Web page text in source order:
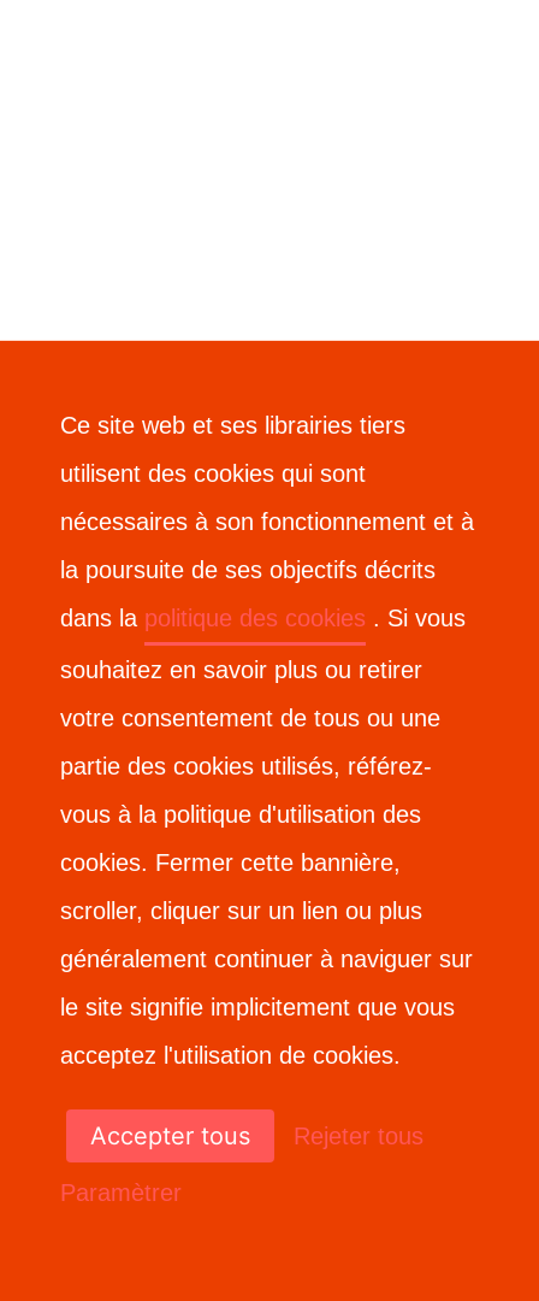
Ce site web et ses librairies tiers
utilisent des cookies qui sont
nécessaires à son fonctionnement et à
la poursuite de ses objectifs décrits
dans la politique des cookies . Si vous
souhaitez en savoir plus ou retirer
votre consentement de tous ou une
partie des cookies utilisés, référez-
vous à la politique d'utilisation des
cookies. Fermer cette bannière,
scroller, cliquer sur un lien ou plus
généralement continuer à naviguer sur
le site signifie implicitement que vous
acceptez l'utilisation de cookies.
Accepter tous Rejeter tous
Paramètrer
Ce site web et ses librairies tiers
utilisent des cookies qui sont
nécessaires à son fonctionnement et à
la poursuite de ses objectifs décrits
dans la politique des cookies . Si vous
souhaitez en savoir plus ou retirer
votre consentement de tous ou une
partie des cookies utilisés, référez-
vous à la politique d'utilisation des
cookies. Fermer cette bannière,
scroller, cliquer sur un lien ou plus
généralement continuer à naviguer sur
le site signifie implicitement que vous
acceptez l'utilisation de cookies.
Accepter tous Rejeter tous
Paramètrer